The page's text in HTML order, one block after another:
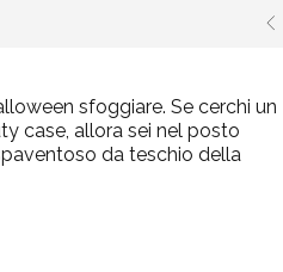
sfoggiare. Se cerchi un
case, allora sei nel posto
da teschio della